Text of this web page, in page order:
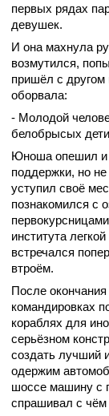
первых рядах
девушек.
И она махнула
возмутился,
пришёл с другом
оборвала:
- Молодой
белобрысых
Юноша опешил и
поддержки, но
уступил своё
познакомился с
института
встречался
втроём.
После
командировках
кораблях для
серьёзном
создать лучший
одержим
шоссе машину с
спрашивал с чём